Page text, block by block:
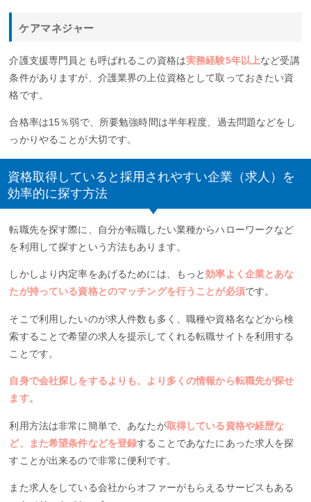
ケアマネジャー
介護支援専門員とも呼ばれるこの資格は実務経験5年以上など受講
条件がありますが、介護業界の上位資格として取っておきたい資
格です。
合格率は15％弱で、所要勉強時間は半年程度、過去問題などをし
っかりやることが大切です。
資格取得していると採用されやすい企業（求人）を
効率的に探す方法
転職先を探す際に、自分が転職したい業種からハローワークなど
を利用して探すという方法もあります。
しかしより内定率をあげるためには、もっと効率よく企業とあな
たが持っている資格とのマッチングを行うことが必須です。
そこで利用したいのが求人件数も多く、職種や資格名などから検
索することで希望の求人を提示してくれる転職サイトを利用する
ことです。
自身で会社探しをするよりも、より多くの情報から転職先が探せ
ます。
利用方法は非常に簡単で、あなたが取得している資格や経歴な
ど、また希望条件などを登録することであなたにあった求人を探
すことが出来るので非常に便利です。
また求人をしている会社からオファーがもらえるサービスもある